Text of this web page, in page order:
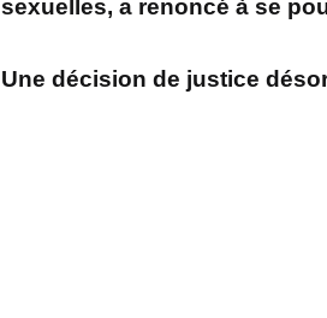
sexuelles, a renoncé à se
Une décision de justice